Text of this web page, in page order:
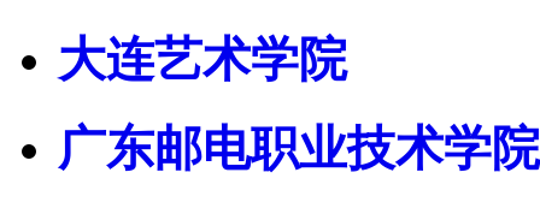
大连艺术学院
广东邮电职业技术学院